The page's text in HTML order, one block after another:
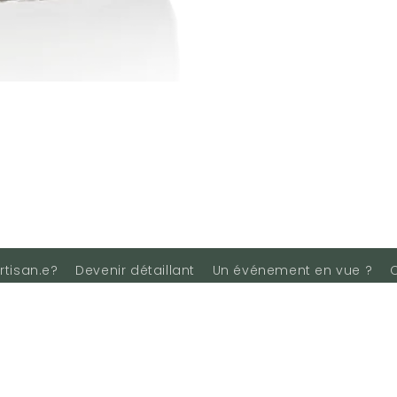
Devenir détaillant Un événement en vue ?